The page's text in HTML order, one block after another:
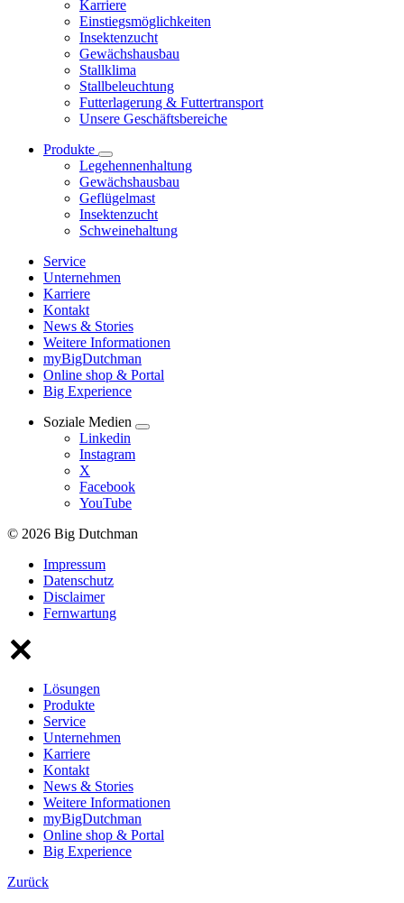
Karriere
Einstiegsmöglichkeiten
Insektenzucht
Gewächshausbau
Stallklima
Stallbeleuchtung
Futterlagerung & Futtertransport
Unsere Geschäftsbereiche
Produkte
Legehennenhaltung
Gewächshausbau
Geflügelmast
Insektenzucht
Schweinehaltung
Service
Unternehmen
Karriere
Kontakt
News & Stories
Weitere Informationen
myBigDutchman
Online shop & Portal
Big Experience
Soziale Medien
Linkedin
Instagram
X
Facebook
YouTube
© 2026 Big Dutchman
Impressum
Datenschutz
Disclaimer
Fernwartung
Lösungen
Produkte
Service
Unternehmen
Karriere
Kontakt
News & Stories
Weitere Informationen
myBigDutchman
Online shop & Portal
Big Experience
Zurück